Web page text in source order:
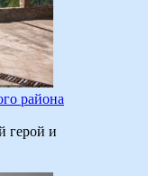
района
герой и